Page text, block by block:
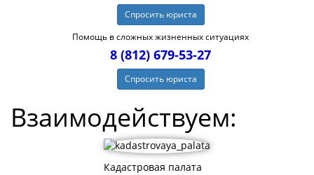
Спросить юриста
Помощь в сложных жизненных ситуациях
8 (812) 679-53-27
Спросить юриста
Взаимодействуем:
Кадастровая палата